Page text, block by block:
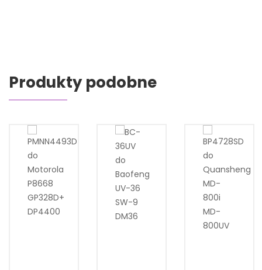
Produkty podobne